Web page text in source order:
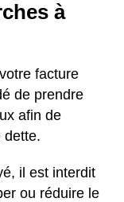
à
facture
de prendre
afin de
dette.
il est interdit
ou réduire le